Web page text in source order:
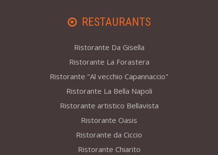
RESTAURANTS
Ristorante Da Gisella
Ristorante La Forastera
Ristorante "Al vecchio Capannaccio"
Ristorante La Bella Napoli
Ristorante artistico Bellavista
Ristorante Oasis
Ristorante da Ciccio
Ristorante Chiarito